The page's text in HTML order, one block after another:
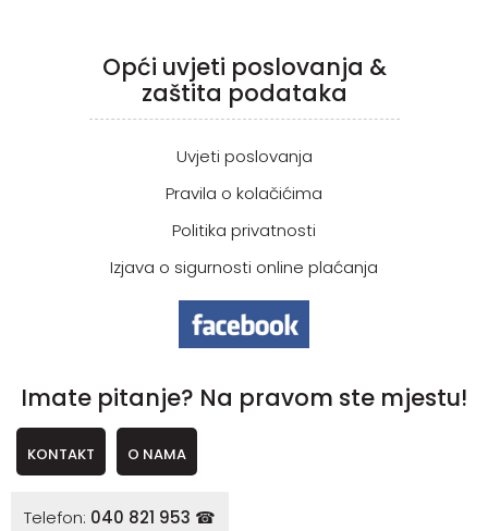
Opći uvjeti poslovanja &
zaštita podataka
Uvjeti poslovanja
Pravila o kolačićima
Politika privatnosti
Izjava o sigurnosti online plaćanja
Imate pitanje? Na pravom ste mjestu!
KONTAKT O NAMA
Telefon: 040 821 953 ☎